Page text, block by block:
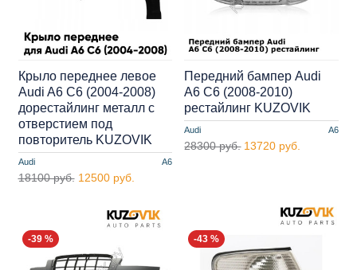
Audi A6
Крыло переднее левое
Audi A6 C6 (2004-2008)
дорестайлинг металл с
отверстием под
повторитель KUZOVIK
18100 руб. 12500 руб.
Audi A6
Передний бампер Audi
A6 C6 (2008-2010)
рестайлинг KUZOVIK
28300 руб. 13720 руб.
-39 % -43 %